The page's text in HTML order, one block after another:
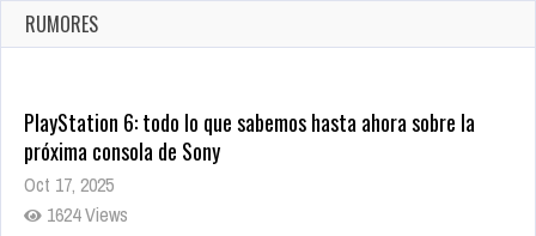
Ago 8, 2021
10010 Views
RUMORES
PlayStation 6: todo lo que sabemos hasta ahora sobre la
próxima consola de Sony
Oct 17, 2025
1624 Views